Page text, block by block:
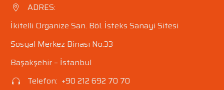


ADRES:
İkitelli Organize San. Böl. İsteks Sanayi Sitesi
Sosyal Merkez Binası No:33
Başakşehir – İstanbul

 Telefon: +90 212 692 70 70